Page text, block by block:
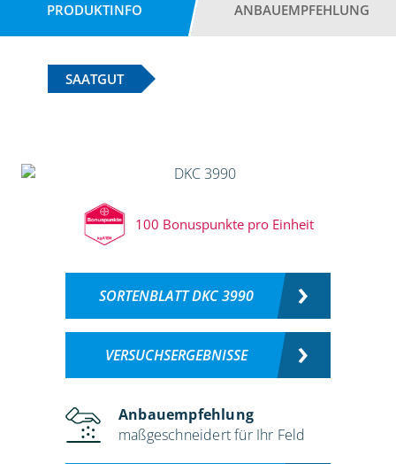
PRODUKTINFO ANBAUEMPFEHLUNG
SAATGUT
100 Bonuspunkte pro Einheit
SORTENBLATT DKC 3990
VERSUCHSERGEBNISSE
Anbauempfehlung
maßgeschneidert für Ihr Feld